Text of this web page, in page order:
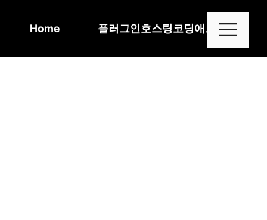
Home 플러그인호스팅코딩애드센스